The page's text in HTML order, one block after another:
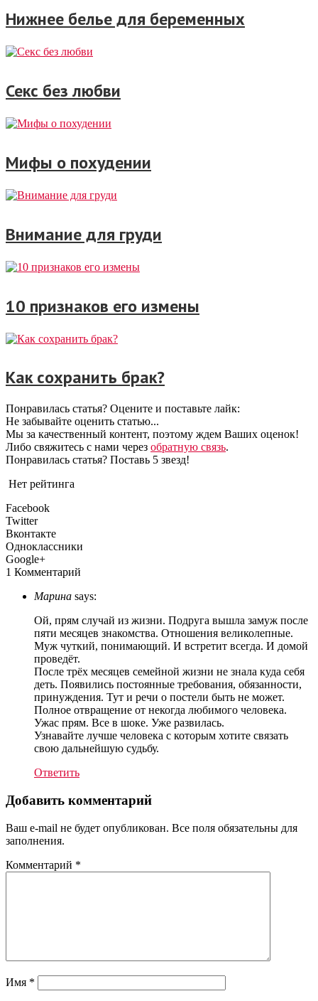
Нижнее белье для беременных
Секс без любви
Мифы о похудении
Внимание для груди
10 признаков его измены
Как сохранить брак?
Понравилась статья? Оцените и поставьте лайк:
Не забывайте оценить статью...
Мы за качественный контент, поэтому ждем Ваших оценок!
Либо свяжитесь с нами через обратную связь.
Понравилась статья? Поставь 5 звезд!
Нет рейтинга
Facebook
Twitter
Вконтакте
Одноклассники
Google+
1 Комментарий
Марина says:
Ой, прям случай из жизни. Подруга вышла замуж после
пяти месяцев знакомства. Отношения великолепные.
Муж чуткий, понимающий. И встретит всегда. И домой
проведёт.
После трёх месяцев семейной жизни не знала куда себя
деть. Появились постоянные требования, обязанности,
принуждения. Тут и речи о постели быть не может.
Полное отвращение от некогда любимого человека.
Ужас прям. Все в шоке. Уже развилась.
Узнавайте лучше человека с которым хотите связать
свою дальнейшую судьбу.
Ответить
Добавить комментарий
Ваш e-mail не будет опубликован. Все поля обязательны для
заполнения.
Комментарий *
Имя *